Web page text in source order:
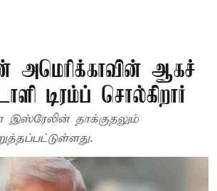
அமெரிக்காவின் ஆகச்
டிரம்ப் சொல்கிறார்
தாக்குதலும்